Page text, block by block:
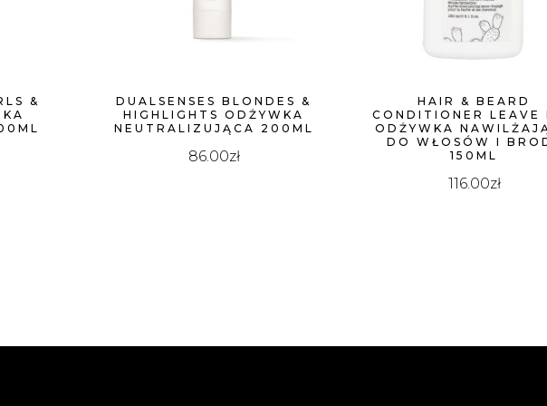
&
DUALSENSES BLONDES &
HIGHLIGHTS ODŻYWKA
NEUTRALIZUJĄCA 200ML
86.00zł
HAIR & BEARD
CONDITIONER LEAVE
ODŻYWKA
DO WŁOSÓW I
150ML
116.00zł